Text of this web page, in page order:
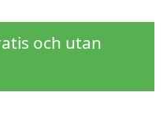
och utan